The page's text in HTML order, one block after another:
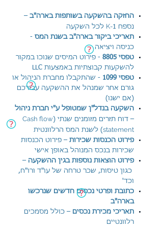
החזקה בהשקעה בשותפות בארה"ב–
נספח
K-1 לכל השקעה
תאריכי ביקור בארה"ב בשנת המס -
כניסה ויציאה
טפסי 8805
- פירוט המיסים שנוכו במקור
להשקעות קבוצתיות באמצעות LLC
טפסי 1099
- שהתקבלו מחברת הניהול או
גורם אחר שמנהל את ההשקעה עבורכם
(אם ישנו)
השקעה בנדל"ן שמטופל ע"י חברת ניהול
– דוח תזרים מזומנים שנתי (Cash flow
statement) לשנת המס הרלוונטית
פירוט הכנסות שכירות – פירוט הכנסות
שכירות בנכס המנוהל באופן אישי
פירוט הוצאות נוספות בגין ההשקעה–
כגון טיסות, שכר טרחה של עו"ד ורו"ח,
וכד'
כתובת ופרטי נכסים חדשים שנרכשו
בארה"ב
תאריכי מכירת נכסים– כולל מסמכים
רלוונטיים